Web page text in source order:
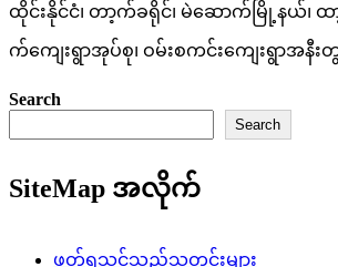
ထိုင်းနိုင်ငံ၊ တာ့က်ခရိုင်၊ မဲဆောက်မြို့နယ်၊
က်‌ကျေးရွာအုပ်စု၊ ဝမ်းစကင်းကျေးရွာအနီး
Search
Search
SiteMap အလိုက်
ဖတ်ရှုသင့်သည့်သတင်းများ